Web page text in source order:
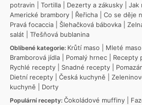
potravin
Tortilla Dezerty a zákusky Jak
Americké brambory
Řeřicha Co se děje
Pravá focaccia
Šlehačková bábovka
salát
Třešňová bublanina
Oblíbené kategorie: Krůtí maso Mleté maso
Bramborová jídla
Pomalý hrnec Recepty
Rychlé recepty
Snadné recepty
Dietní recepty
Česká kuchyně
kuchyně
Dorty
Populární recepty: Čokoládové muffiny